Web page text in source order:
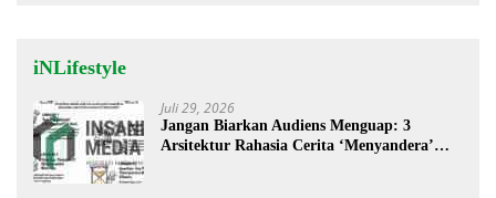
iNLifestyle
Juli 29, 2026
Jangan Biarkan Audiens Menguap: 3
Arsitektur Rahasia Cerita ‘Menyandera’